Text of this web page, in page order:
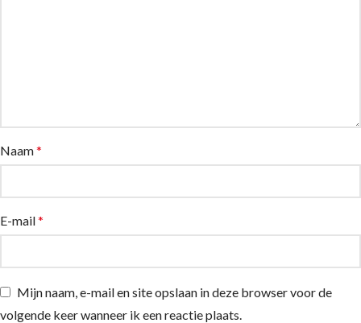
Naam*
E-mail*
Mijn naam, e-mail en site opslaan in deze browser voor de
volgende keer wanneer ik een reactie plaats.